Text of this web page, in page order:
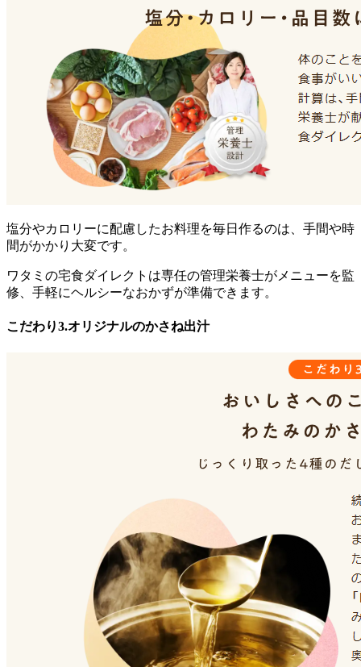
塩分やカロリーに配慮したお料理を毎日作るのは、手間や時
間がかかり大変です。
ワタミの宅食ダイレクトは専任の管理栄養士がメニューを監
修、手軽にヘルシーなおかずが準備できます。
こだわり3.オリジナルのかさね出汁